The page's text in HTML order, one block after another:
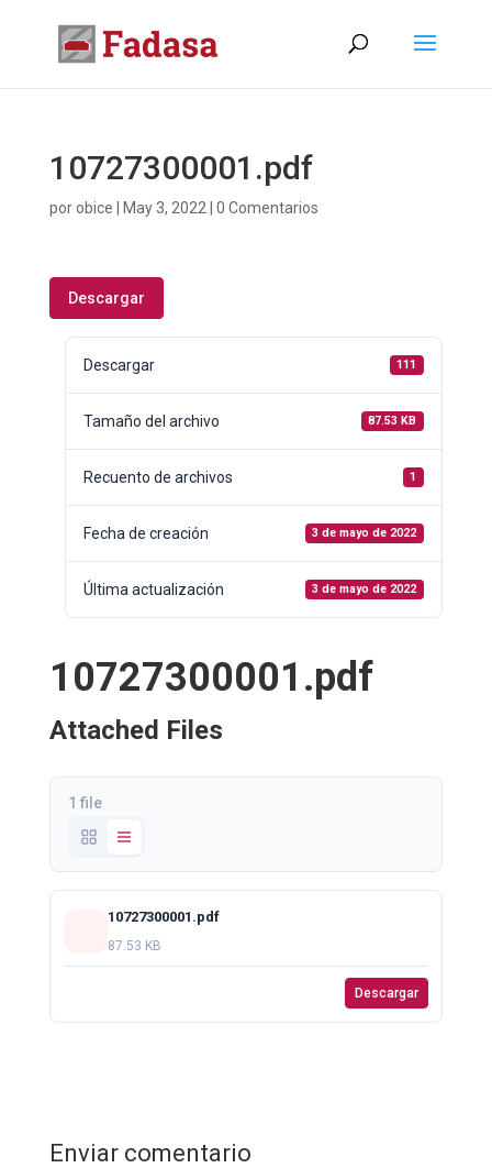
10727300001.pdf
porobice May 3, 2022 0 Comentarios
Descargar
Descargar 111
Tamaño del archivo 87.53 KB
Recuento de archivos 1
Fecha de creación 3 de mayo de 2022
Última actualización 3 de mayo de 2022
10727300001.pdf
Attached Files
1 file
10727300001.pdf
87.53 KB
Descargar
Enviar comentario